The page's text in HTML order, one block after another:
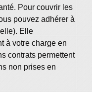
Pour couvrir les
pouvez adhérer à
Elle
à votre charge en
contrats permettent
non prises en